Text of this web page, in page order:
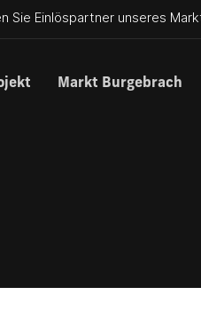
Sie Einlöspartner unseres
Markt Burgebrach